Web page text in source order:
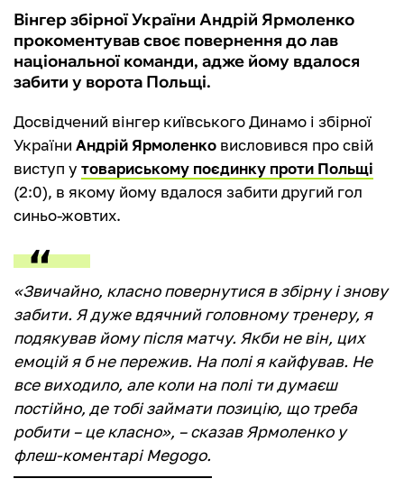
Вінгер збірної України Андрій Ярмоленко
прокоментував своє повернення до лав
національної команди, адже йому вдалося
забити у ворота Польщі.
Досвідчений вінгер київського Динамо і збірної
України Андрій Ярмоленко висловився про свій
виступ у товариському поєдинку проти Польщі
(2:0), в якому йому вдалося забити другий гол
синьо-жовтих.
«Звичайно, класно повернутися в збірну і знову
забити. Я дуже вдячний головному тренеру, я
подякував йому після матчу. Якби не він, цих
емоцій я б не пережив. На полі я кайфував. Не
все виходило, але коли на полі ти думаєш
постійно, де тобі займати позицію, що треба
робити – це класно», – сказав Ярмоленко у
флеш-коментарі Megogo.